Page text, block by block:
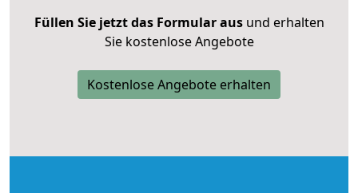
Füllen Sie jetzt das Formular ausund erhalten
Sie kostenlose Angebote
Kostenlose Angebote erhalten